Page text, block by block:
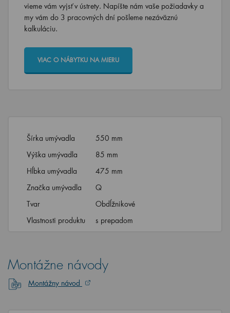
vieme vám vyjsť v ústrety. Napíšte nám vaše požiadavky a
my vám do 3 pracovných dní pošleme nezáväznú
kalkuláciu.
VIAC O NÁBYTKU NA MIERU
Šírka umývadla
550 mm
Výška umývadla
85 mm
Hĺbka umývadla
475 mm
Značka umývadla
Q
Tvar
Obdĺžnikové
Vlastnosti produktu
s prepadom
Montážne návody
Montážny návod